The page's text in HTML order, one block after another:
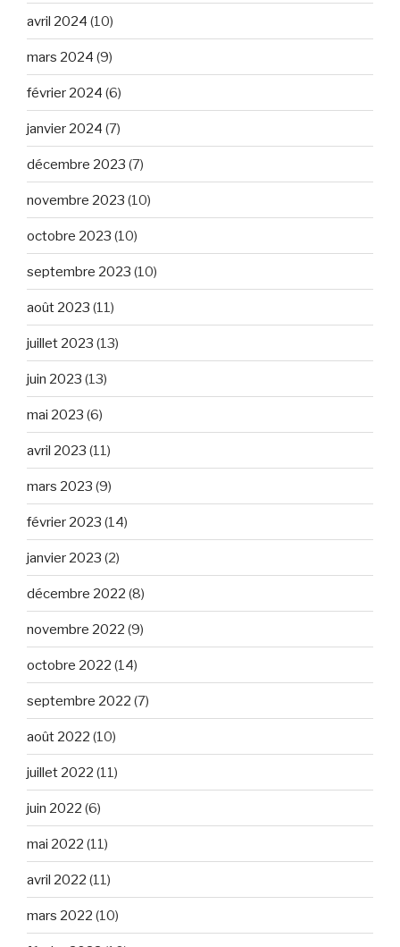
avril 2024 (10)
mars 2024 (9)
février 2024 (6)
janvier 2024 (7)
décembre 2023 (7)
novembre 2023 (10)
octobre 2023 (10)
septembre 2023 (10)
août 2023 (11)
juillet 2023 (13)
juin 2023 (13)
mai 2023 (6)
avril 2023 (11)
mars 2023 (9)
février 2023 (14)
janvier 2023 (2)
décembre 2022 (8)
novembre 2022 (9)
octobre 2022 (14)
septembre 2022 (7)
août 2022 (10)
juillet 2022 (11)
juin 2022 (6)
mai 2022 (11)
avril 2022 (11)
mars 2022 (10)